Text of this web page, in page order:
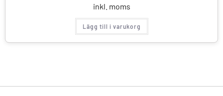
inkl. moms
Lägg till i varukorg